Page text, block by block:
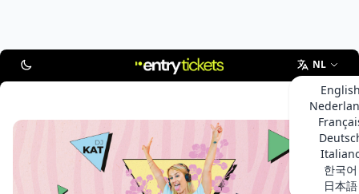
NL
한국어
日本語